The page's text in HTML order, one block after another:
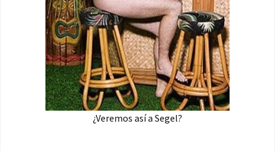
¿Veremos así a Segel?